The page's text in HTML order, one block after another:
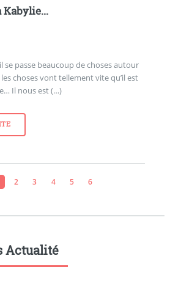
Kabylie...
se passe beaucoup de choses autour
choses vont tellement vite qu’il est
Il nous est (…)
2 3 4 5 6
Actualité